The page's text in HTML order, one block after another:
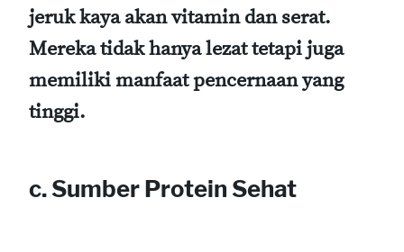
jeruk kaya akan vitamin dan serat.
Mereka tidak hanya lezat tetapi juga
memiliki manfaat pencernaan yang
tinggi.
c. Sumber Protein Sehat